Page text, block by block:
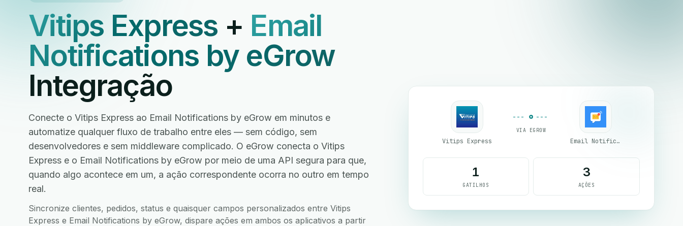
Vitips Express + Email
Notifications by eGrow
Integração
Conecte o Vitips Express ao Email Notifications by eGrow em minutos e
automatize qualquer fluxo de trabalho entre eles — sem código, sem
desenvolvedores e sem middleware complicado. O eGrow conecta o Vitips
Express e o Email Notifications by eGrow por meio de uma API segura para que,
quando algo acontece em um, a ação correspondente ocorra no outro em tempo
real.
Sincronize clientes, pedidos, status e quaisquer campos personalizados entre Vitips
Express e Email Notifications by eGrow, dispare ações em ambos os aplicativos a partir
Vitips Express
VIA EGROW
Email Notifications by eGrow
1
GATILHOS
3
AÇÕES